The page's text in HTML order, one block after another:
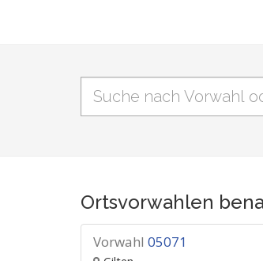
Ortsvorwahlen
Vorwahl 05071